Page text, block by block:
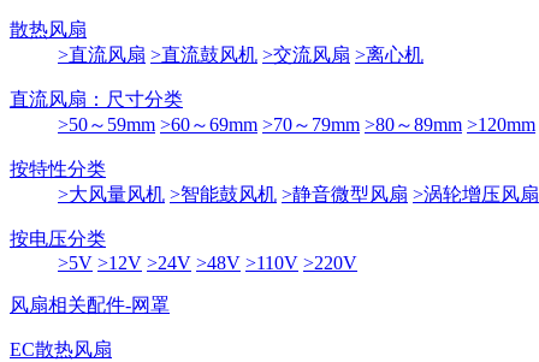
散热风扇
>直流风扇 >直流鼓风机 >交流风扇 >离心机
直流风扇：尺寸分类
>50～59mm >60～69mm >70～79mm >80～89mm >120mm
按特性分类
>大风量风机 >智能鼓风机 >静音微型风扇 >涡轮增压风扇
按电压分类
>5V >12V >24V >48V >110V >220V
风扇相关配件-网罩
EC散热风扇